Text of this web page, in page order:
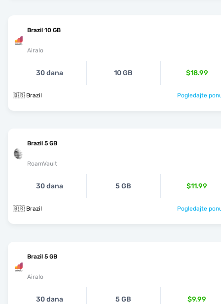
Brazil 10 GB
Airalo
30 dana 10 GB $18.99
🇧🇷 Brazil Pogledajte
Brazil 5 GB
RoamVault
30 dana 5 GB $11.99
🇧🇷 Brazil Pogledajte
Brazil 5 GB
Airalo
30 dana 5 GB $9.99